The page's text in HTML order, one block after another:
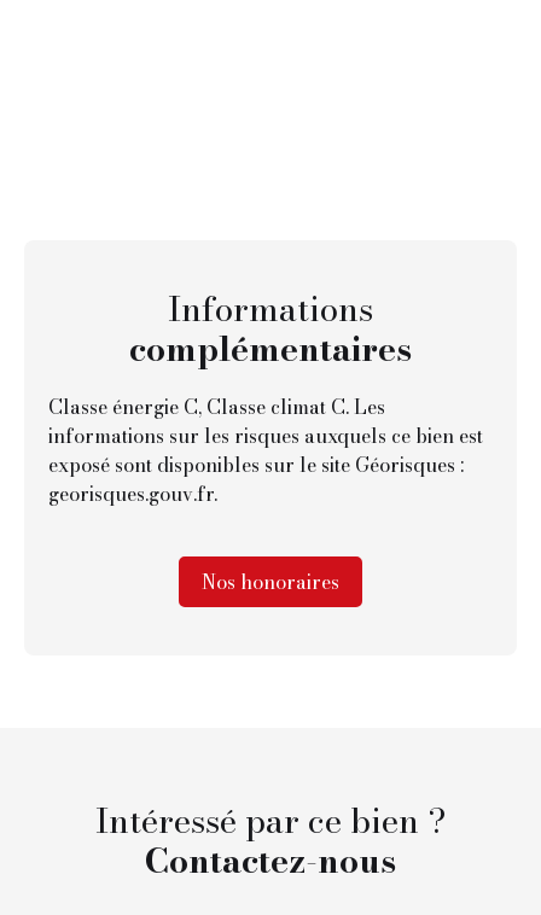
Informations
complémentaires
Classe énergie C, Classe climat C. Les
informations sur les risques auxquels ce bien est
exposé sont disponibles sur le site Géorisques :
georisques.gouv.fr.
Nos honoraires
Intéressé par ce bien ?
Contactez-nous